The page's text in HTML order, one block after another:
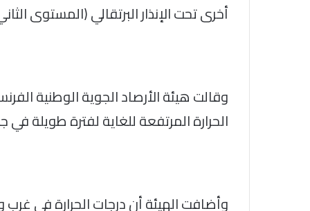
أخرى تحت الإنذار البرتقالي (المستوى
وقالت هيئة الأرصاد الجوية الوطنية
الحرارة المرتفعة للغاية لفترة طويلة في